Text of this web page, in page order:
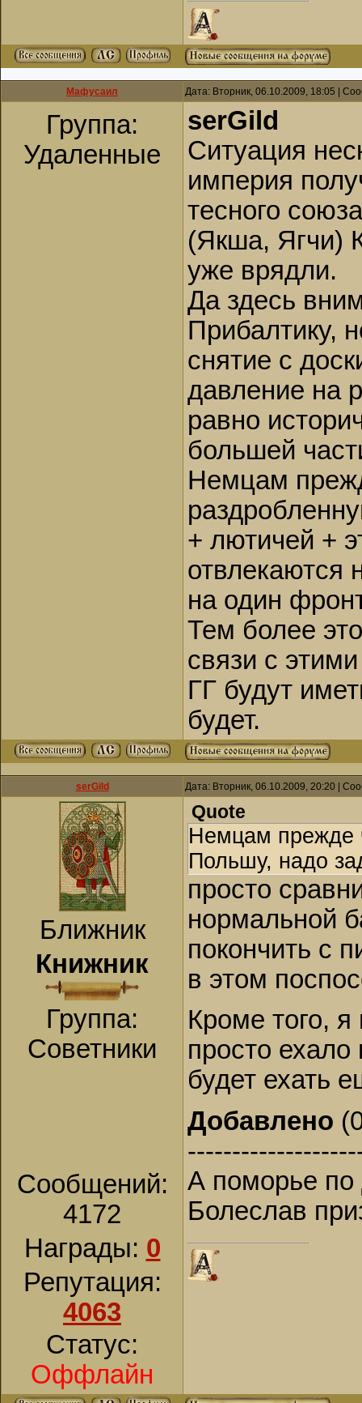
Мафусаил Дата: Вторник, 06.10.2009, 18:05 |
Группа:
Удаленные
serGild
Ситуация
империя
тесного
(Якша, Ягчи)
уже врядли.
Да здесь
Прибалтику,
снятие с
давление на
равно
большей
Немцам
+ лютичей +
отвлекаются
на один
Тем более
связи с
ГГ будут
будет.
serGild Дата: Вторник, 06.10.2009, 20:20 |
Ближник
Книжник
Группа:
Советники
Сообщений:
4172
Награды: 0
Репутация:
4063
Статус:
Оффлайн
Quote
Немцам прежде
Польшу, надо
просто
нормальной
покончить с
в этом
Кроме того,
просто
будет ехать
Добавлено
А поморье по
Болеслав